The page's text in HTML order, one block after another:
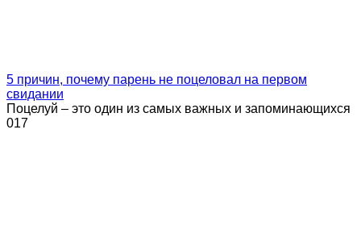
5 причин, почему парень не поцеловал на первом
свидании
Поцелуй – это один из самых важных и запоминающихся
017